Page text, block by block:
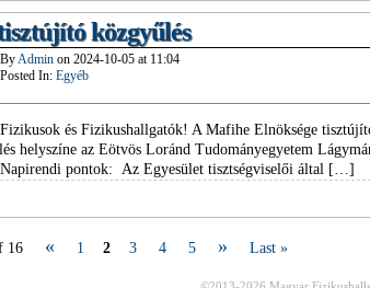
közgyűlés
ByAdmin on2024-10-05 at 11:04
Posted In:Egyéb
és Fizikushallgatók! A Mafihe Elnöksége
helyszíne az Eötvös Loránd Tudományegyetem
pontok: Az Egyesület tisztségviselői által […]
16 « 1 2 3 4 5 » Last »